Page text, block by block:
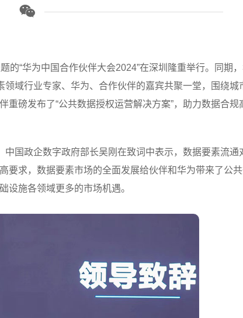
的“华为中国合作伙伴大会2024”在深圳隆重举行。同期
域行业专家、华为、合作伙伴的嘉宾共聚一堂，围绕城
磅发布了“公共数据授权运营解决方案”，助力数据合规
国政企数字政府部长吴刚在致词中表示，数据要素流通
要求，数据要素市场的全面发展给伙伴和华为带来了公
设施各领域更多的市场机遇。